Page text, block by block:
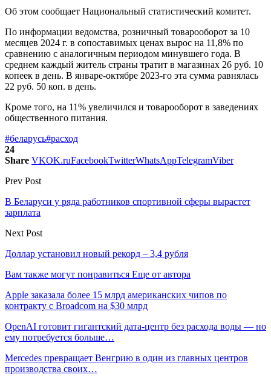
Об этом сообщает Национальный статистический комитет.
По информации ведомства, розничный товарооборот за 10
месяцев 2024 г. в сопоставимых ценах вырос на 11,8% по
сравнению с аналогичным периодом минувшего года. В
среднем каждый житель страны тратит в магазинах 26 руб. 10
копеек в день. В январе-октябре 2023-го эта сумма равнялась
22 руб. 50 коп. в день.
Кроме того, на 11% увеличился и товарооборот в заведениях
общественного питания.
#беларусь#расход
24
Share VKOK.ruFacebookTwitterWhatsAppTelegramViber
Prev Post
В Беларуси у ряда работников спортивной сферы вырастет
зарплата
Next Post
Доллар установил новый рекорд – 3,4 рубля
Вам также могут понравиться Еще от автора
Apple заказала более 15 млрд американских чипов по
контракту с Broadcom на $30 млрд
OpenAI готовит гигантский дата-центр без расхода воды — но
ему потребуется больше…
Mercedes превращает Венгрию в один из главных центров
производства своих…